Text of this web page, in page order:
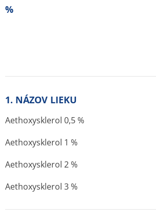
%
1. NÁZOV LIEKU
Aethoxysklerol 0,5 %
Aethoxysklerol 1 %
Aethoxysklerol 2 %
Aethoxysklerol 3 %